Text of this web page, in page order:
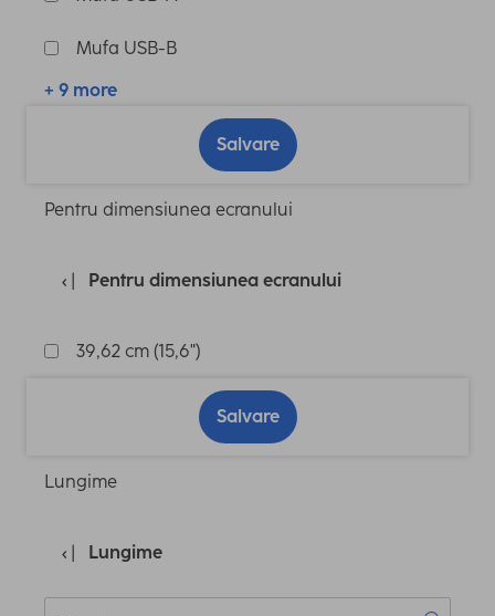
Mufa USB-B
+ 9 more
Salvare
Pentru dimensiunea ecranului
Pentru dimensiunea ecranului
39,62 cm (15,6")
Salvare
Lungime
Lungime